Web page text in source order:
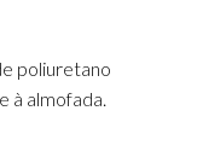
poliuretano
à almofada.